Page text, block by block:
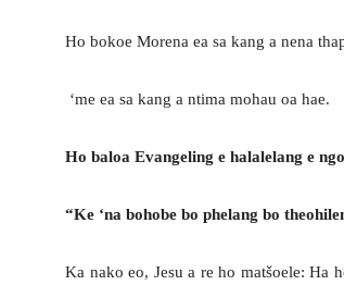
Ho bokoe Morena ea sa kang a nena
‘me ea sa kang a ntima mohau oa hae.
Ho baloa Evangeling e halalelang e
“Ke ‘na bohobe bo phelang bo
Ka nako eo, Jesu a re ho matšoele: Ha